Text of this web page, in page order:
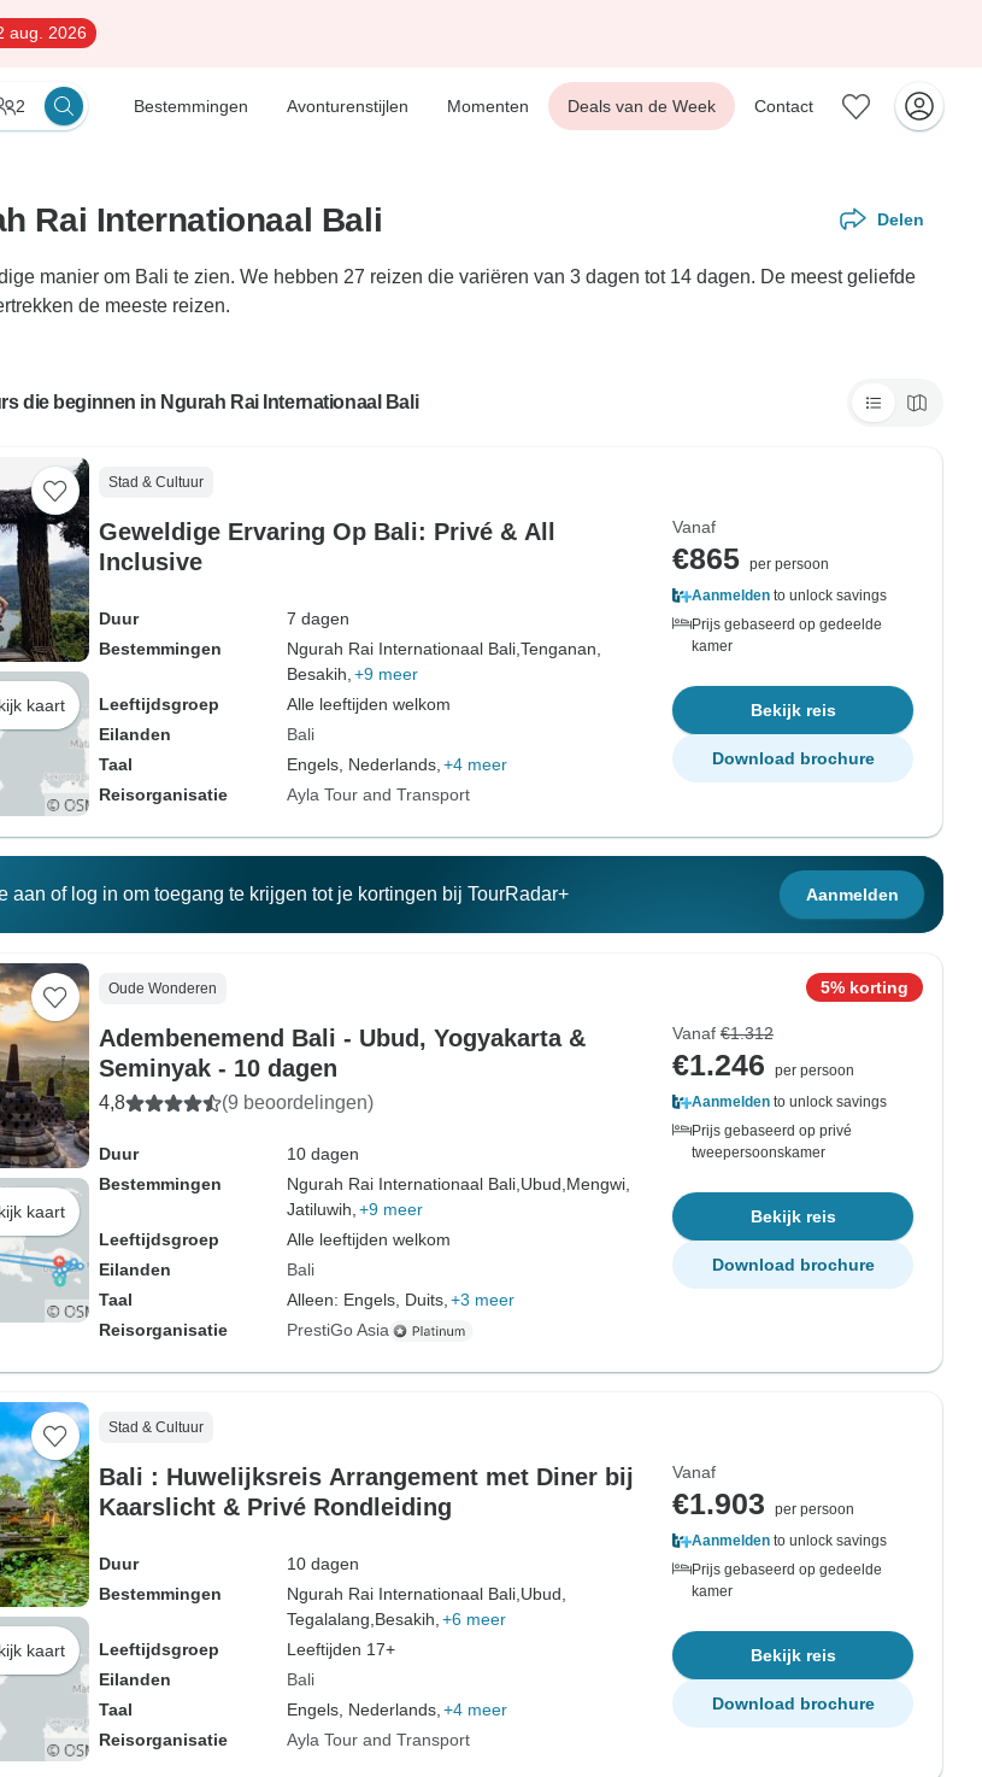
aug. 2026
2 Bestemmingen Avonturenstijlen Momenten Deals van de Week Contact
Rai Internationaal Bali Delen
manier om Bali te zien. We hebben 27 reizen die variëren van 3 dagen tot 14 dagen. De meest geliefde
de meeste reizen.
die beginnen in Ngurah Rai Internationaal Bali
kaart
Stad & Cultuur
Geweldige Ervaring Op Bali: Privé & All
Inclusive
Duur
7 dagen
Bestemmingen
Ngurah Rai Internationaal Bali, Tenganan,
Besakih, +9 meer
Leeftijdsgroep
Alle leeftijden welkom
Eilanden
Bali
Taal
Engels, Nederlands, +4 meer
Reisorganisatie
Ayla Tour and Transport
Vanaf
€865 per persoon
Aanmelden to unlock savings
Prijs gebaseerd op gedeelde
kamer
Bekijk reis
Download brochure
aan of log in om toegang te krijgen tot je kortingen bij TourRadar+ Aanmelden
kaart
Oude Wonderen
Adembenemend Bali - Ubud, Yogyakarta &
Seminyak - 10 dagen
4,8 (9 beoordelingen)
Duur
10 dagen
Bestemmingen
Ngurah Rai Internationaal Bali, Ubud, Mengwi,
Jatiluwih, +9 meer
Leeftijdsgroep
Alle leeftijden welkom
Eilanden
Bali
Taal
Alleen: Engels, Duits, +3 meer
Reisorganisatie
PrestiGo Asia
5% korting
Vanaf €1.312
€1.246
per persoon
Aanmelden to unlock savings
Prijs gebaseerd op privé
tweepersoonskamer
Bekijk reis
Download brochure
kaart
Stad & Cultuur
Bali : Huwelijksreis Arrangement met Diner bij
Kaarslicht & Privé Rondleiding
Duur
10 dagen
Bestemmingen
Ngurah Rai Internationaal Bali, Ubud,
Tegalalang, Besakih, +6 meer
Leeftijdsgroep
Leeftijden 17+
Eilanden
Bali
Taal
Engels, Nederlands, +4 meer
Reisorganisatie
Ayla Tour and Transport
Vanaf
€1.903
per persoon
Aanmelden to unlock savings
Prijs gebaseerd op gedeelde
kamer
Bekijk reis
Download brochure